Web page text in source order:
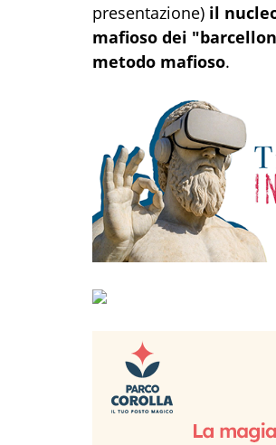
presentazione) il
mafioso dei
metodo mafioso.